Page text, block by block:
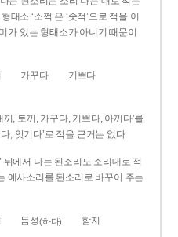
소 ‘소쩍’은 ‘솟적’으로 적을 이
가 있는 형태소가 아니기 때문이
가꾸다
기쁘다
, 토끼, 가꾸다, 기쁘다, 아끼다’를
, 앗기다’로 적을 근거는 없다.
뒤에서 나는 된소리도 소리대로 적
예사소리를 된소리로 바꾸어 주는
듬성(하다)
함지